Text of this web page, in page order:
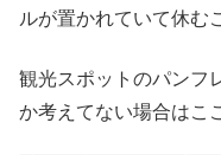
ルが置かれていて休む
観光スポットのパンフ
か考えてない場合はこ